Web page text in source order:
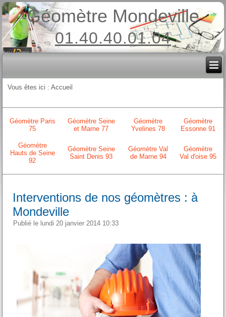
Géomètre Mondeville
01.40.40.01.04
Vous êtes ici :Accueil
Géomètre Paris
75
Géomètre Seine
et Marne 77
Géomètre
Yvelines 78
Géomètre
Essonne 91
Géomètre
Hauts de Seine
92
Géomètre Seine
Saint Denis 93
Géomètre Val
de Marne 94
Géomètre
Val d'oise 95
Interventions de nos géomètres : à
Mondeville
Publié le lundi 20 janvier 2014 10:33